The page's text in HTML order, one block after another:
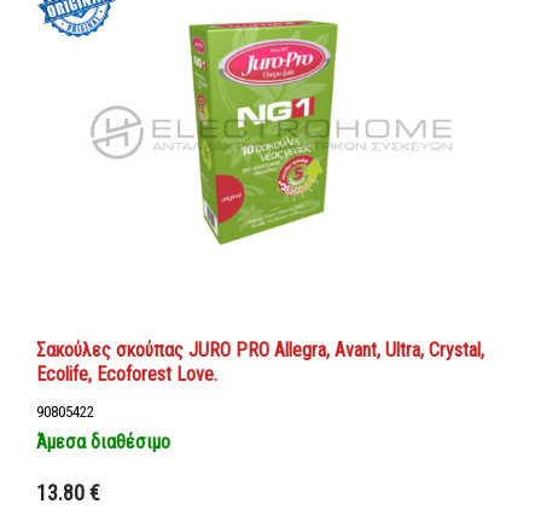
Σακούλες σκούπας JURO PRO Allegra, Avant, Ultra, Crystal,
Ecolife, Ecoforest Love.
90805422
Άμεσα διαθέσιμο
13.80 €